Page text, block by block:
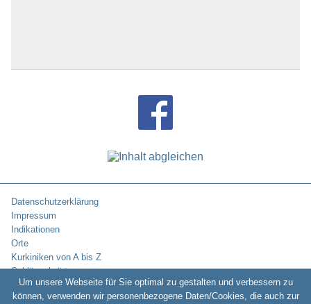
Datenschutzerklärung
Impressum
Indikationen
Orte
Kurkiniken von A bis Z
Schlüsselwörter
Um unsere Webseite für Sie optimal zu gestalten und verbessern zu
können, verwenden wir personenbezogene Daten/Cookies, die auch zur